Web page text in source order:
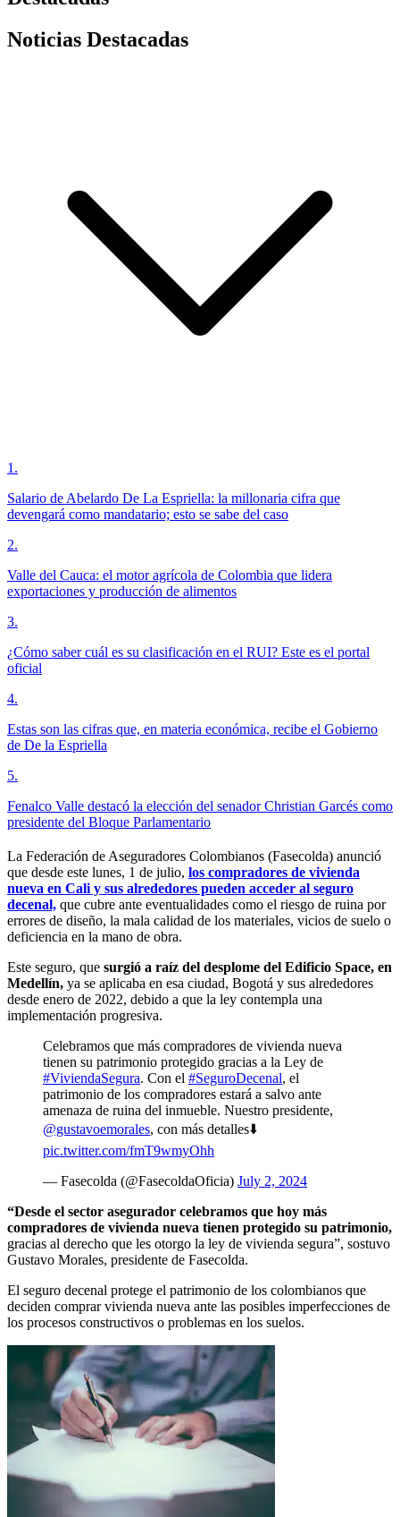
Noticias Destacadas
1 .
Salario de Abelardo De La Espriella: la millonaria cifra que
devengará como mandatario; esto se sabe del caso
2.
Valle del Cauca: el motor agrícola de Colombia que lidera
exportaciones y producción de alimentos
3.
¿Cómo saber cuál es su clasificación en el RUI? Este es el portal
oficial
4.
Estas son las cifras que, en materia económica, recibe el Gobierno
de De la Espriella
5.
Fenalco Valle destacó la elección del senador Christian Garcés como
presidente del Bloque Parlamentario
La Federación de Aseguradores Colombianos (Fasecolda) anunció
que desde este lunes, 1 de julio, los compradores de vivienda
nueva en Cali y sus alrededores pueden acceder al seguro
decenal, que cubre ante eventualidades como el riesgo de ruina por
errores de diseño, la mala calidad de los materiales, vicios de suelo o
deficiencia en la mano de obra.
Este seguro, que surgió a raíz del desplome del Edificio Space, en
Medellín, ya se aplicaba en esa ciudad, Bogotá y sus alrededores
desde enero de 2022, debido a que la ley contempla una
implementación progresiva.
Celebramos que más compradores de vivienda nueva
tienen su patrimonio protegido gracias a la Ley de
#ViviendaSegura. Con el #SeguroDecenal, el
patrimonio de los compradores estará a salvo ante
amenaza de ruina del inmueble. Nuestro presidente,
@gustavoemorales, con más detalles⬇️
pic.twitter.com/fmT9wmyOhh
— Fasecolda (@FasecoldaOficia) July 2, 2024
“Desde el sector asegurador celebramos que hoy más
compradores de vivienda nueva tienen protegido su patrimonio,
gracias al derecho que les otorgo la ley de vivienda segura”, sostuvo
Gustavo Morales, presidente de Fasecolda.
El seguro decenal protege el patrimonio de los colombianos que
deciden comprar vivienda nueva ante las posibles imperfecciones de
los procesos constructivos o problemas en los suelos.